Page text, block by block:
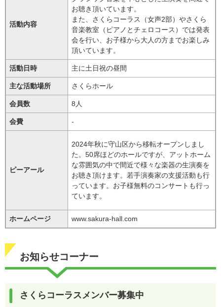
活動内容
お聴き頂いています。
また、さくらコーラス（女声2部）やさくら
音楽教室（ピアノとチェロコース）では発表
会を行い、お子様から大人の方までお楽しみ
頂いています。
活動日時 主に土日祝の昼間
主な活動場所 さくらホール
会員数 8人
会費 -
ピーアール
2024年秋に守山区から移転オープンしまし
た。50席ほどのホールですが、アットホーム
な雰囲気の中で間近で様々な楽器の生演奏を
お聴き頂けます。若手演奏家の支援活動も行
っています。お子様無料のコンサートも行っ
ています。
ホームページ www.sakura-hall.com
お知らせコーナー
さくらコーラスメンバー募集中